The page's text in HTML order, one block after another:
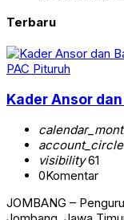
Terbaru
PAC Pituruh
Kader Ansor
account_circle
visibility61
0Komentar
JOMBANG –